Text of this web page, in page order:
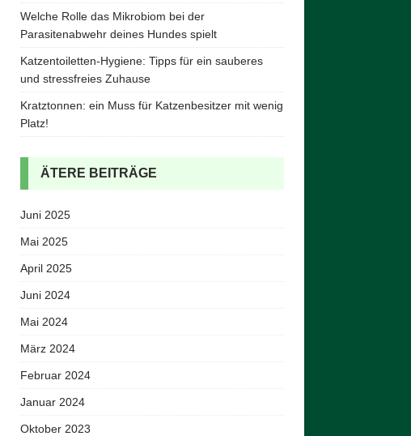
Welche Rolle das Mikrobiom bei der
Parasitenabwehr deines Hundes spielt
Katzentoiletten-Hygiene: Tipps für ein sauberes
und stressfreies Zuhause
Kratztonnen: ein Muss für Katzenbesitzer mit wenig
Platz!
ÄTERE BEITRÄGE
Juni 2025
Mai 2025
April 2025
Juni 2024
Mai 2024
März 2024
Februar 2024
Januar 2024
Oktober 2023